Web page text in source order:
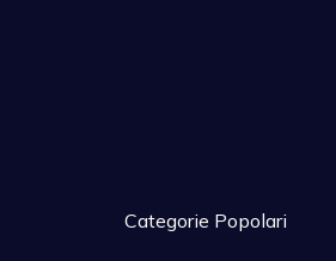
Categorie Popolari